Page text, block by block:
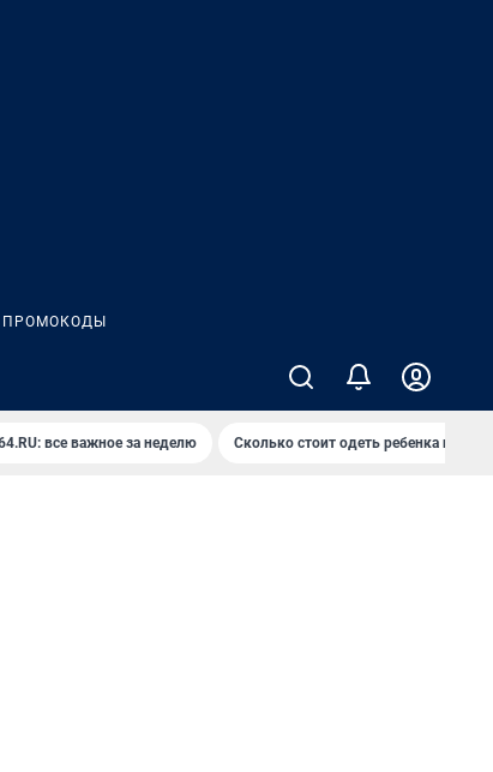
ПРОМОКОДЫ
все важное за неделю Сколько стоит одеть ребенка на